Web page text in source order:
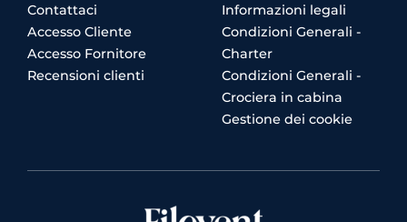
Contattaci
Accesso Cliente
Accesso Fornitore
Recensioni clienti
Informazioni legali
Condizioni Generali -
Charter
Condizioni Generali -
Crociera in cabina
Gestione dei cookie